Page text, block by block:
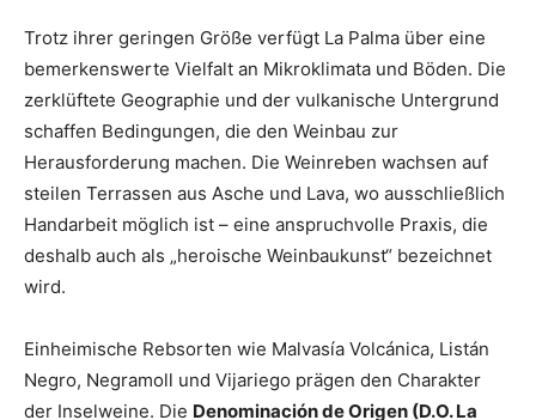
Trotz ihrer geringen Größe verfügt La Palma über eine
bemerkenswerte Vielfalt an Mikroklimata und Böden. Die
zerklüftete Geographie und der vulkanische Untergrund
schaffen Bedingungen, die den Weinbau zur
Herausforderung machen. Die Weinreben wachsen auf
steilen Terrassen aus Asche und Lava, wo ausschließlich
Handarbeit möglich ist – eine anspruchvolle Praxis, die
deshalb auch als „heroische Weinbaukunst“ bezeichnet
wird.
Einheimische Rebsorten wie Malvasía Volcánica, Listán
Negro, Negramoll und Vijariego prägen den Charakter
der Inselweine. Die Denominación de Origen (D.O. La